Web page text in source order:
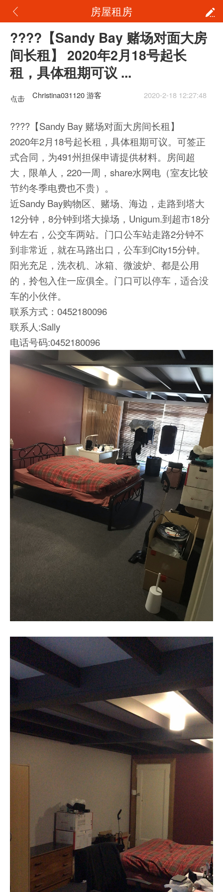
房屋租房
????【Sandy Bay 赌场对面大房
间长租】 2020年2月18号起长
租，具体租期可议 ...
点击
加载
Christina031120 游客 2020-2-18 12:27:48
????【Sandy Bay 赌场对面大房间长租】
2020年2月18号起长租，具体租期可议。可签正
式合同，为491州担保申请提供材料。房间超
大，限单人，220一周，share水网电（室友比较
节约冬季电费也不贵）。
近Sandy Bay购物区、赌场、海边，走路到塔大
12分钟，8分钟到塔大操场，Unigum.到超市18分
钟左右，公交车两站。门口公车站走路2分钟不
到非常近，就在马路出口，公车到City15分钟。
阳光充足，洗衣机、冰箱、微波炉、都是公用
的，拎包入住一应俱全。门口可以停车，适合没
车的小伙伴。
联系方式：0452180096
联系人:Sally
电话号码:0452180096